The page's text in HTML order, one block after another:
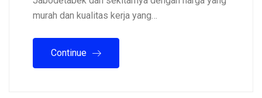
murah dan kualitas kerja yang…
Continue